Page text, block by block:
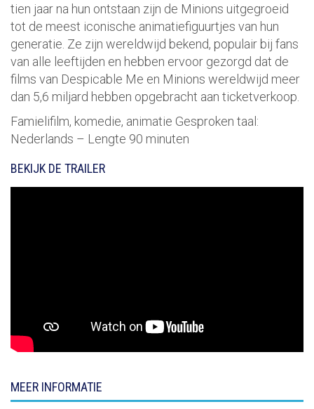
tien jaar na hun ontstaan zijn de Minions uitgegroeid
tot de meest iconische animatiefiguurtjes van hun
generatie. Ze zijn wereldwijd bekend, populair bij fans
van alle leeftijden en hebben ervoor gezorgd dat de
films van Despicable Me en Minions wereldwijd meer
dan 5,6 miljard hebben opgebracht aan ticketverkoop.
Famielifilm, komedie, animatie Gesproken taal:
Nederlands – Lengte 90 minuten
BEKIJK DE TRAILER
MEER INFORMATIE